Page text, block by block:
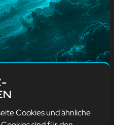
Cookies und ähnliche